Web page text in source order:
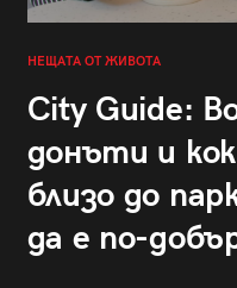
НЕЩАТА ОТ ЖИВОТА
City Guide:
донъти и
близо до
да е по-